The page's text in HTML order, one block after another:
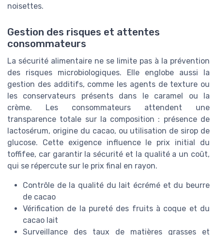
noisettes.
Gestion des risques et attentes
consommateurs
La sécurité alimentaire ne se limite pas à la prévention
des risques microbiologiques. Elle englobe aussi la
gestion des additifs, comme les agents de texture ou
les conservateurs présents dans le caramel ou la
crème. Les consommateurs attendent une
transparence totale sur la composition : présence de
lactosérum, origine du cacao, ou utilisation de sirop de
glucose. Cette exigence influence le prix initial du
toffifee, car garantir la sécurité et la qualité a un coût,
qui se répercute sur le prix final en rayon.
Contrôle de la qualité du lait écrémé et du beurre
de cacao
Vérification de la pureté des fruits à coque et du
cacao lait
Surveillance des taux de matières grasses et